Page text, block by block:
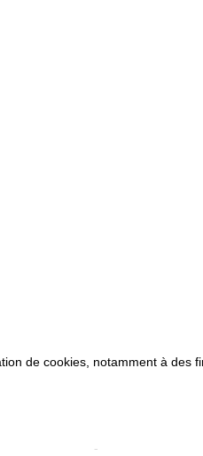
de cookies, notamment à